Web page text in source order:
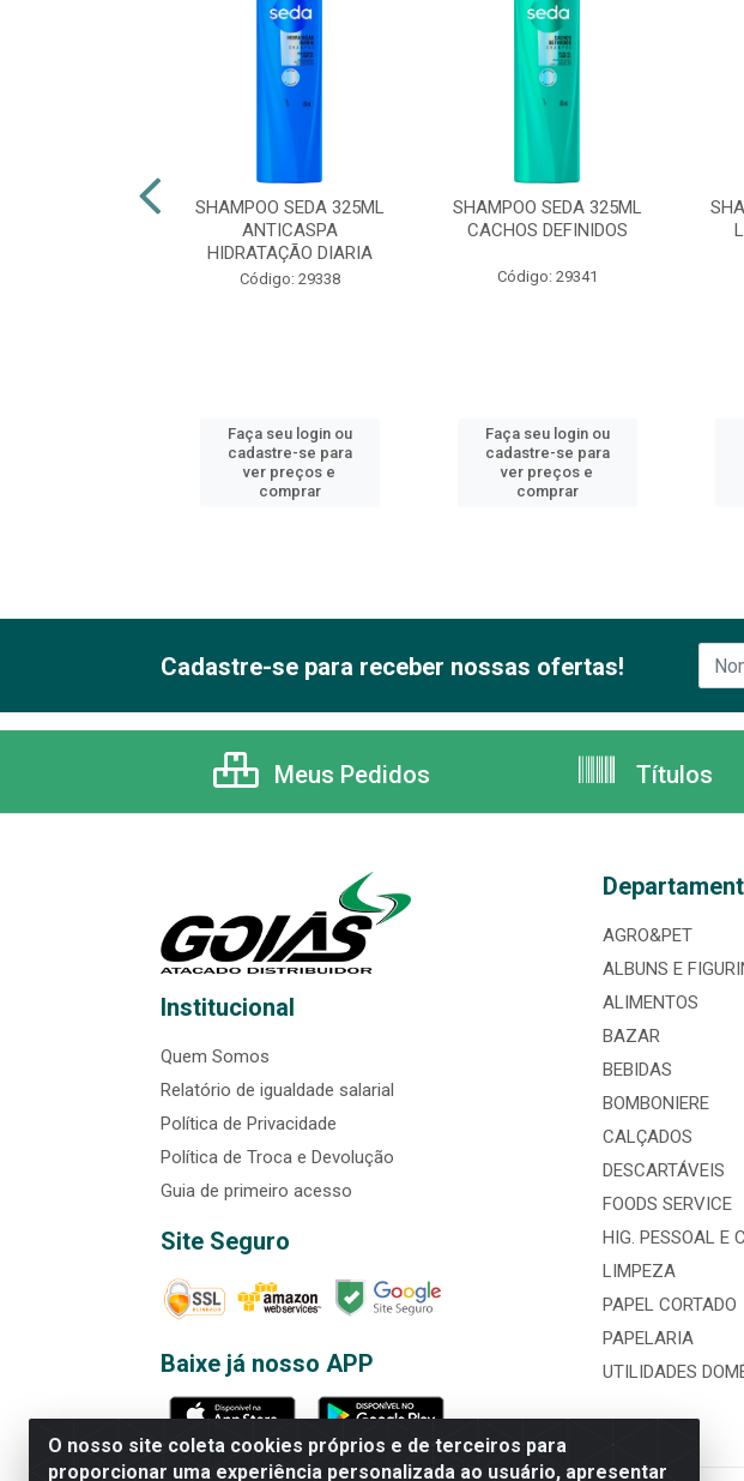
SHAMPOO SEDA 325ML
ANTICASPA
HIDRATAÇÃO DIARIA
Código: 29338
Faça seu login ou
cadastre-se para
ver preços e
comprar
SHAMPOO SEDA 325ML
CACHOS DEFINIDOS
Código: 29341
Faça seu login ou
cadastre-se para
ver preços e
comprar
O nosso site coleta cookies próprios e de terceiros para
proporcionar uma experiência personalizada ao usuário, apresentar
Cadastre-se para receber nossas ofertas!
Meus Pedidos Títulos
Institucional
Quem Somos
Relatório de igualdade salarial
Política de Privacidade
Política de Troca e Devolução
Guia de primeiro acesso
Site Seguro
Baixe já nosso APP
AGRO&PET
ALBUNS E
ALIMENTOS
BAZAR
BEBIDAS
BOMBONIERE
CALÇADOS
DESCARTÁVEIS
FOODS SERVICE
HIG. PESSOAL E
LIMPEZA
PAPEL CORTADO
PAPELARIA
UTILIDADES